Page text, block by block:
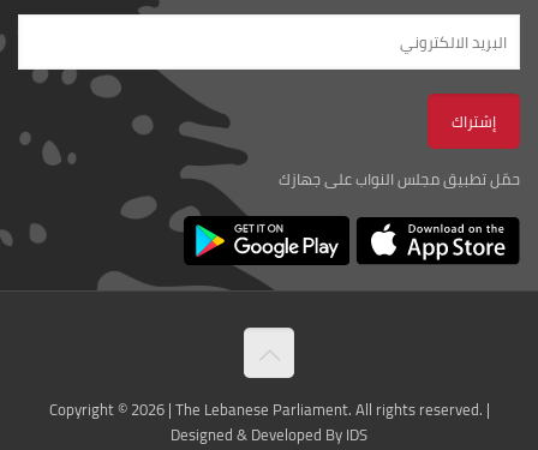
حمّل تطبيق مجلس النواب على جهازك
Copyright © 2026 | The Lebanese Parliament. All rights reserved. |
Designed & Developed By IDS